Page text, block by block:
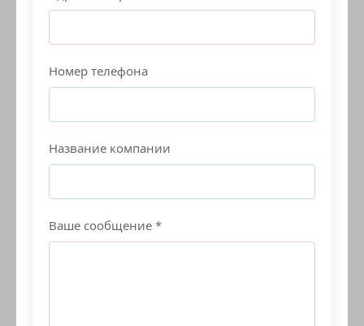
Номер телефона
Название компании
Ваше сообщение *